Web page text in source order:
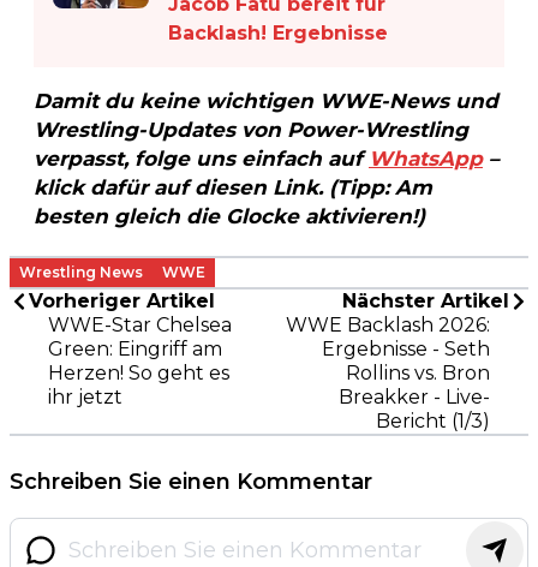
Backlash! Ergebnisse
Damit du keine wichtigen WWE-News und
Wrestling-Updates von Power-Wrestling
verpasst, folge uns einfach auf WhatsApp–
klick dafür auf diesen Link. (Tipp: Am
besten gleich die Glocke aktivieren!)
Wrestling News WWE
Vorheriger Artikel
WWE-Star Chelsea
Green: Eingriff am
Herzen! So geht es
ihr jetzt
Nächster Artikel
WWE Backlash 2026:
Ergebnisse - Seth
Rollins vs. Bron
Breakker - Live-
Bericht (1/3)
Schreiben Sie einen Kommentar